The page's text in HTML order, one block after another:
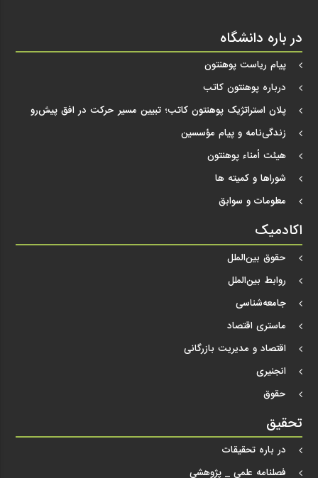
در باره دانشگاه
پیام ریاست پوهنتون
درباره پوهنتون کاتب
پلان استراتژیک پوهنتون کاتب؛ تبیین مسیر حرکت در افق پیش‌رو
زندگی‌نامه و پیام مؤسسین
هیئت اُمناء پوهنتون
شوراها و کمیته ها
معلومات و سوابق
اکادمیک
حقوق بین‌الملل
روابط بین‌الملل
جامعه‌شناسی
ماستری اقتصاد
اقتصاد و مدیریت بازرگانی
انجنیری
حقوق
تحقیق
در باره تحقیقات
فصلنامه علمی _ پژوهشی